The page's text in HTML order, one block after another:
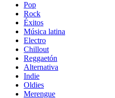
Pop
Rock
Éxitos
Música latina
Electro
Chillout
Reggaetón
Alternativa
Indie
Oldies
Merengue